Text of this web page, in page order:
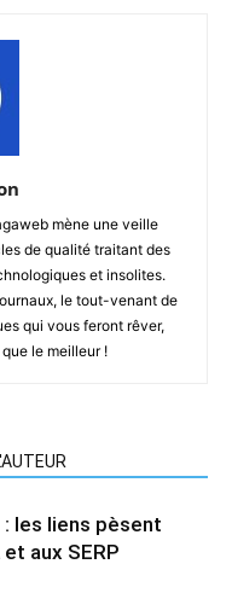
mène une veille
de qualité traitant des
et insolites.
le tout-venant de
qui vous feront rêver,
le meilleur !
les liens pèsent
aux SERP